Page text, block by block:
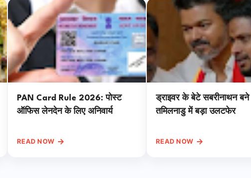
PAN Card Rule 2026: पोस्ट
ऑफिस लेनदेन के लिए अनिवार्य
READ NOW →
ड्राइवर के बेटे सबरीनाथन बने
तमिलनाडु में बड़ा उलटफेर
READ NOW →